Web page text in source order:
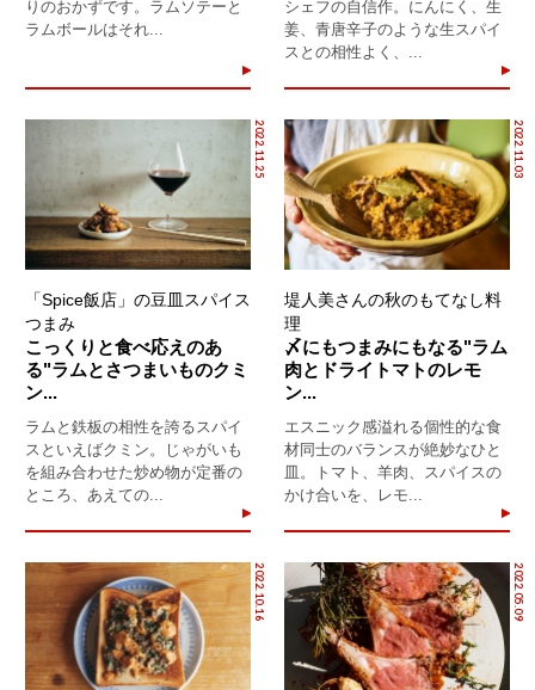
りのおかずです。ラムソテーと
ラムボールはそれ...
シェフの自信作。にんにく、生
姜、青唐辛子のような生スパイ
スとの相性よく、...
2022.11.25
「Spice飯店」の豆皿スパイス
つまみ
こっくりと食べ応えのあ
る"ラムとさつまいものクミ
ン...
ラムと鉄板の相性を誇るスパイ
スといえばクミン。じゃがいも
を組み合わせた炒め物が定番の
ところ、あえての...
2022.11.03
堤人美さんの秋のもてなし料
理
〆にもつまみにもなる"ラム
肉とドライトマトのレモ
ン...
エスニック感溢れる個性的な食
材同士のバランスが絶妙なひと
皿。トマト、羊肉、スパイスの
かけ合いを、レモ...
2022.10.16 2022.05.09